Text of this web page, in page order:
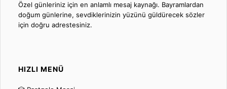
Özel günleriniz için en anlamlı mesaj kaynağı. Bayramlardan
doğum günlerine, sevdiklerinizin yüzünü güldürecek sözler
için doğru adrestesiniz.
HIZLI MENÜ